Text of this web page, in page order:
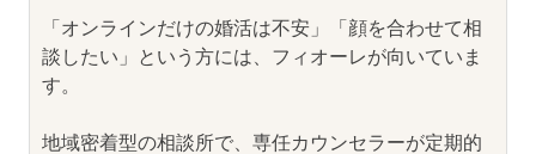
「オンラインだけの婚活は不安」「顔を合わせて相
談したい」という方には、フィオーレが向いていま
す。
地域密着型の相談所で、専任カウンセラーが定期的